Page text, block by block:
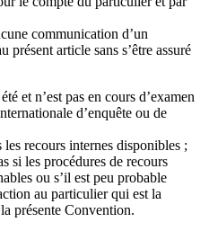
communication d’un
présent article sans s’être assuré
et n’est pas en cours d’examen
d’enquête ou de
recours internes disponibles ;
si les procédures de recours
ou s’il est peu probable
au particulier qui est la
présente Convention.